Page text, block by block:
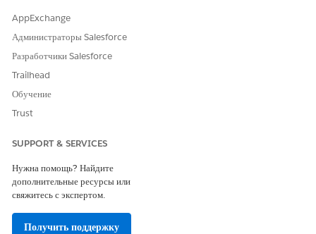
AppExchange
Администраторы Salesforce
Разработчики Salesforce
Trailhead
Обучение
Trust
SUPPORT & SERVICES
Нужна помощь? Найдите
дополнительные ресурсы или
свяжитесь с экспертом.
Получить поддержку